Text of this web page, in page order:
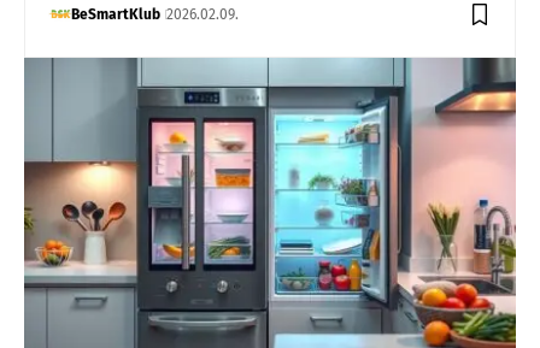
BeSmartKlub 2026.02.09.